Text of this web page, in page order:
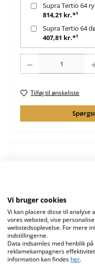
Supra Tertio 64
814,21 kr.*¹
Supra Tertio 64
407,81 kr.*¹
Tilføj til ønskeliste
original pakning glas
Supra Tertio 64
pakning læng…
Karakteristika
Information om
Vi bruger cookies
Vi kan placere disse til analyse
vores websted, vise
webstedsoplevelse. For mere
indstillingerne.
Data indsamles med henblik
reklamekampagners
information kan findes her.